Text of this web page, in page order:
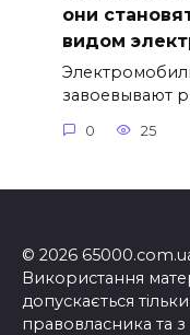
они
видом
завоевывают
0 25
© 2026
Використання
допускається
правовласника та